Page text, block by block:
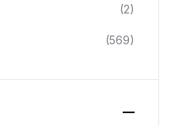
(2)
(569)